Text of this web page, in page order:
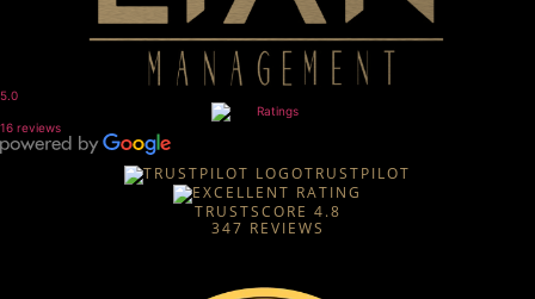
5.0
16 reviews
TRUSTPILOT
TRUSTSCORE 4.8
347 REVIEWS